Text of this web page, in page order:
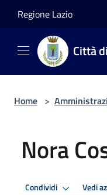
Regione Lazio
Città
Home >
Nora
Condividi Vedi